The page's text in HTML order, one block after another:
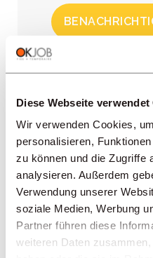
Diese Webseite verwendet
Wir verwenden Cookies,
personalisieren,
zu können und die Zugriffe
analysieren. Außerdem
Verwendung unserer
soziale Medien, Werbung
Partner führen diese
weiteren Daten
REGIONEN
BRANCHEN
PROFESSION